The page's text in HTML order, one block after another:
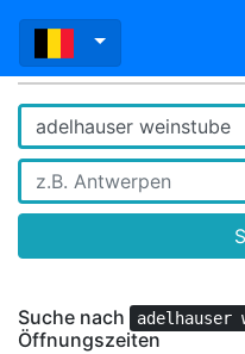
Suche nach adelhauser
Öffnungszeiten